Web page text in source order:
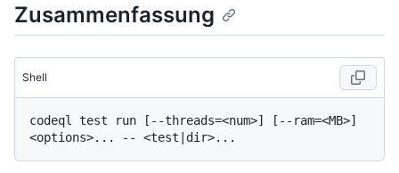
Zusammenfassung
Shell
codeql test run [--threads=<num>] [--ram=<MB>]